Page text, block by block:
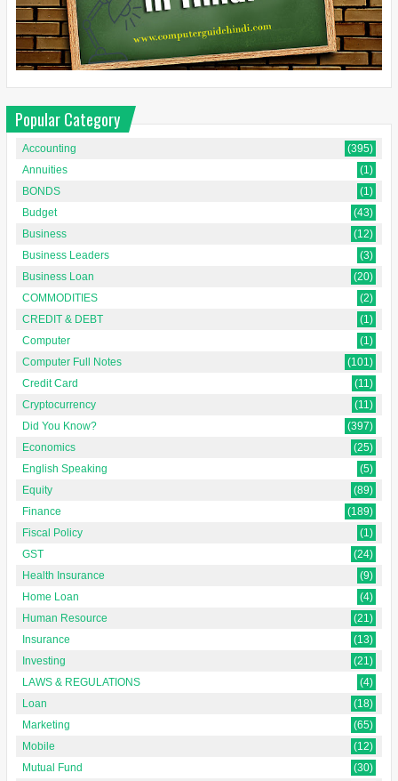
Popular Category
Accounting
(395)
Annuities
(1)
BONDS
(1)
Budget
(43)
Business
(12)
Business Leaders
(3)
Business Loan
(20)
COMMODITIES
(2)
CREDIT & DEBT
(1)
Computer
(1)
Computer Full Notes
(101)
Credit Card
(11)
Cryptocurrency
(11)
Did You Know?
(397)
Economics
(25)
English Speaking
(5)
Equity
(89)
Finance
(189)
Fiscal Policy
(1)
GST
(24)
Health Insurance
(9)
Home Loan
(4)
Human Resource
(21)
Insurance
(13)
Investing
(21)
LAWS & REGULATIONS
(4)
Loan
(18)
Marketing
(65)
Mobile
(12)
Mutual Fund
(30)